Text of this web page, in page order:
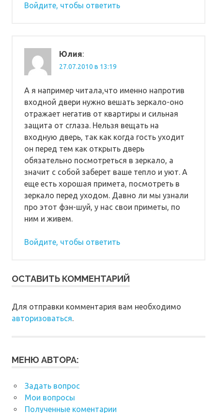
Войдите, чтобы ответить
Юлия:
27.07.2010 в 13:19
А я например читала,что именно напротив
входной двери нужно вешать зеркало-оно
отражает негатив от квартиры и сильная
защита от сглаза. Нельзя вещать на
входную дверь, так как когда гость уходит
он перед тем как открыть дверь
обязательно посмотреться в зеркало, а
значит с собой заберет ваше тепло и уют. А
еще есть хорошая примета, посмотреть в
зеркало перед уходом. Давно ли мы узнали
про этот фэн-шуй, у нас свои приметы, по
ним и живем.
Войдите, чтобы ответить
ОСТАВИТЬ КОММЕНТАРИЙ
Для отправки комментария вам необходимо
авторизоваться.
МЕНЮ АВТОРА:
Задать вопрос
Мои вопросы
Полученные коментарии